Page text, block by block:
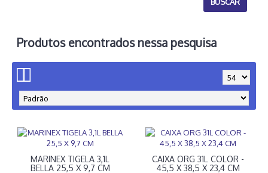
Produtos encontrados nessa pesquisa
MARINEX TIGELA 3,1L
BELLA 25,5 X 9,7 CM
CAIXA ORG 31L COLOR -
45,5 X 38,5 X 23,4 CM